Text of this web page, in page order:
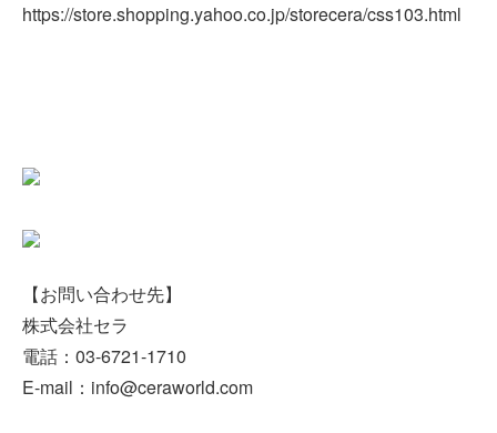
https://store.shopping.yahoo.co.jp/storecera/css103.html
【お問い合わせ先】
株式会社セラ
電話：03-6721-1710
E-mail：info@ceraworld.com